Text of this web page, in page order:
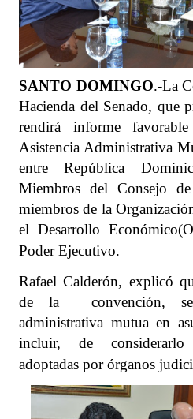
SANTO DOMINGO.-La
Hacienda del Senado, que
rendirá informe
Asistencia Administrativa
entre República
Miembros del Consejo
miembros de la
el Desarrollo
Poder Ejecutivo.
Rafael Calderón, explicó
de la convención, se
administrativa mutua en
incluir, de considerarlo
adoptadas por órganos